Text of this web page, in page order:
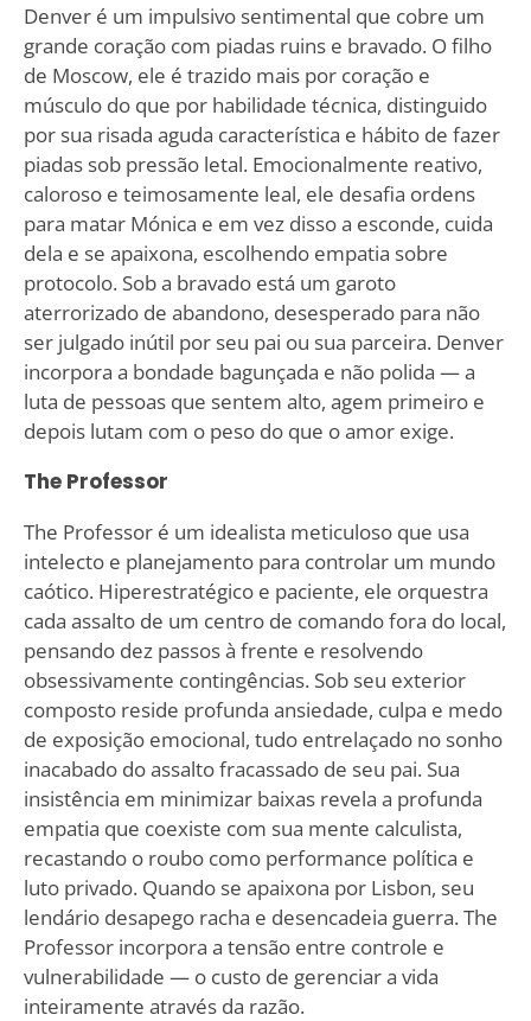
Denver é um impulsivo sentimental que cobre um
grande coração com piadas ruins e bravado. O filho
de Moscow, ele é trazido mais por coração e
músculo do que por habilidade técnica, distinguido
por sua risada aguda característica e hábito de fazer
piadas sob pressão letal. Emocionalmente reativo,
caloroso e teimosamente leal, ele desafia ordens
para matar Mónica e em vez disso a esconde, cuida
dela e se apaixona, escolhendo empatia sobre
protocolo. Sob a bravado está um garoto
aterrorizado de abandono, desesperado para não
ser julgado inútil por seu pai ou sua parceira. Denver
incorpora a bondade bagunçada e não polida — a
luta de pessoas que sentem alto, agem primeiro e
depois lutam com o peso do que o amor exige.
The Professor
The Professor é um idealista meticuloso que usa
intelecto e planejamento para controlar um mundo
caótico. Hiperestratégico e paciente, ele orquestra
cada assalto de um centro de comando fora do local,
pensando dez passos à frente e resolvendo
obsessivamente contingências. Sob seu exterior
composto reside profunda ansiedade, culpa e medo
de exposição emocional, tudo entrelaçado no sonho
inacabado do assalto fracassado de seu pai. Sua
insistência em minimizar baixas revela a profunda
empatia que coexiste com sua mente calculista,
recastando o roubo como performance política e
luto privado. Quando se apaixona por Lisbon, seu
lendário desapego racha e desencadeia guerra. The
Professor incorpora a tensão entre controle e
vulnerabilidade — o custo de gerenciar a vida
inteiramente através da razão.